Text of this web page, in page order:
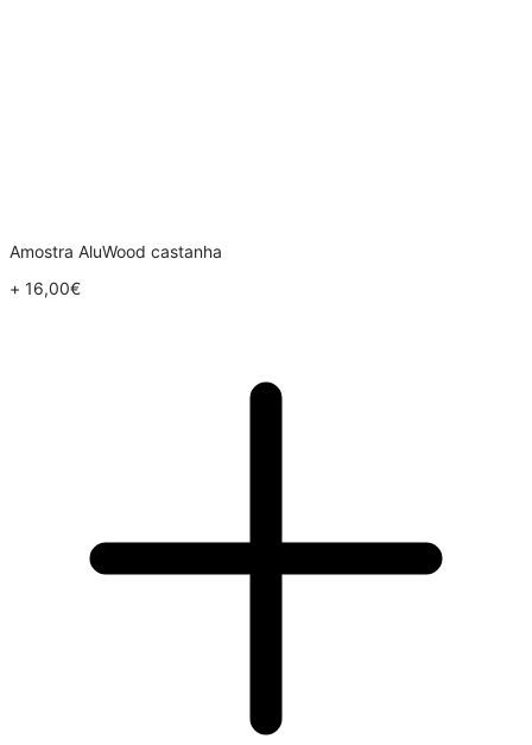
Amostra AluWood castanha
+ 16,00€